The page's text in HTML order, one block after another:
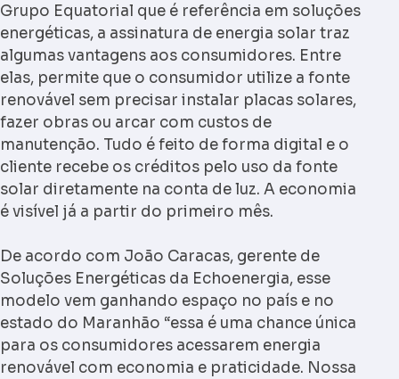
Grupo Equatorial que é referência em soluções
energéticas, a assinatura de energia solar traz
algumas vantagens aos consumidores. Entre
elas, permite que o consumidor utilize a fonte
renovável sem precisar instalar placas solares,
fazer obras ou arcar com custos de
manutenção. Tudo é feito de forma digital e o
cliente recebe os créditos pelo uso da fonte
solar diretamente na conta de luz. A economia
é visível já a partir do primeiro mês.
De acordo com João Caracas, gerente de
Soluções Energéticas da Echoenergia, esse
modelo vem ganhando espaço no país e no
estado do Maranhão “essa é uma chance única
para os consumidores acessarem energia
renovável com economia e praticidade. Nossa